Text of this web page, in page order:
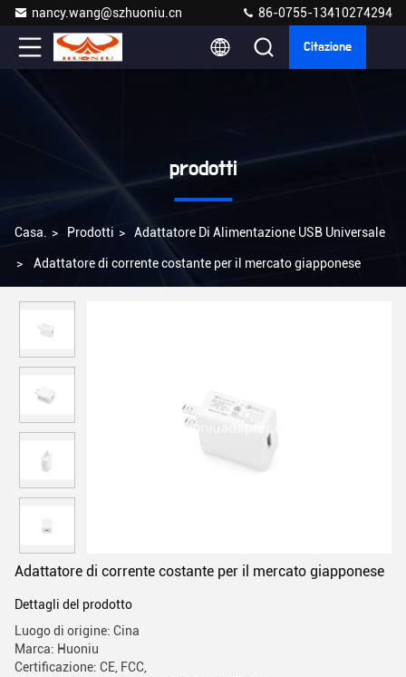
nancy.wang@szhuoniu.cn 86-0755-13410274294
Citazione
prodotti
Casa. > Prodotti > Adattatore Di Alimentazione USB Universale
> Adattatore di corrente costante per il mercato giapponese
Adattatore di corrente costante per il mercato giapponese
Dettagli del prodotto
Luogo di origine: Cina
Marca: Huoniu
Certificazione: CE, FCC,